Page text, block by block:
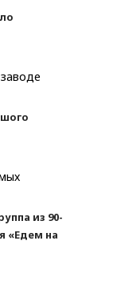
из 90-
«Едем на